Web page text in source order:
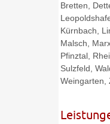
Bretten,
Kürnbach,
Malsch,
Pfinztal,
Sulzfeld,
Weingarten,